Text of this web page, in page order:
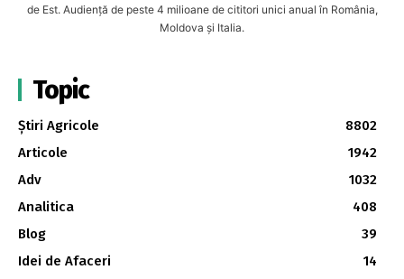
de Est. Audiență de peste 4 milioane de cititori unici anual în România,
Moldova și Italia.
Topic
Știri Agricole
8802
Articole
1942
Adv
1032
Analitica
408
Blog
39
Idei de Afaceri
14